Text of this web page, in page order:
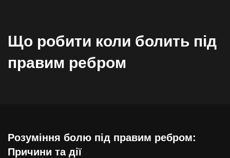
Що робити коли болить під
правим ребром
Розуміння болю під правим ребром:
Причини та дії